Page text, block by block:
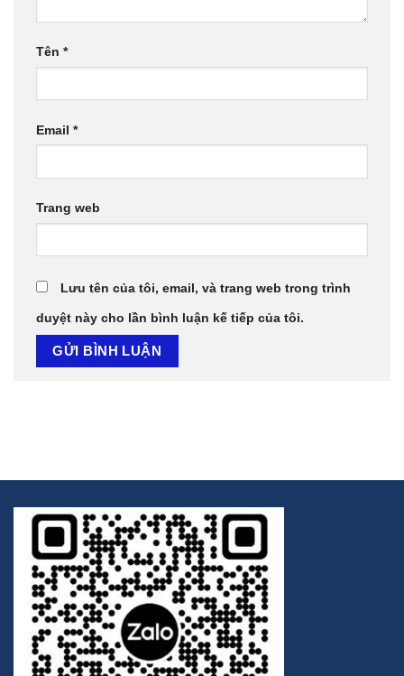
Tên *
Email *
Trang web
Lưu tên của tôi, email, và trang web trong trình
duyệt này cho lần bình luận kế tiếp của tôi.